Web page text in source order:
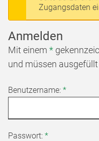
Zugangsdaten
Anmelden
Mit einem *
und müssen
Benutzername: *
Passwort: *